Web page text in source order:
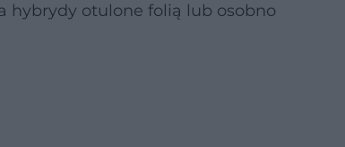
hybrydy otulone folią lub osobno